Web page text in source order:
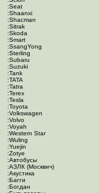
:Seat
:Shaanxi
:Shacman
:Sitrak
:Skoda
:Smart
:SsangYong
:Sterling
:Subaru
:Suzuki
:Tank
:TATA
:Tatra
:Terex
:Tesla
:Toyota
:Volkswagen
:Volvo
:Voyah
:Western Star
:Wuling
:Yuejin
:Zotye
:Автобусы
:АЗЛК (Москвич)
:Акустика
:Багги
:Богдан